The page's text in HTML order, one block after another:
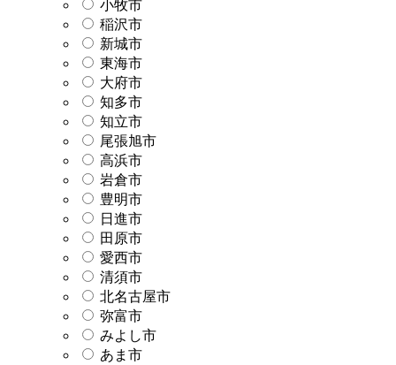
小牧市
稲沢市
新城市
東海市
大府市
知多市
知立市
尾張旭市
高浜市
岩倉市
豊明市
日進市
田原市
愛西市
清須市
北名古屋市
弥富市
みよし市
あま市